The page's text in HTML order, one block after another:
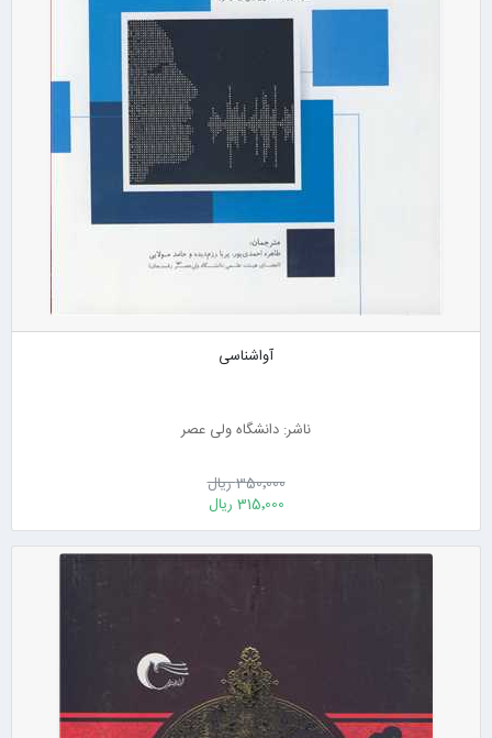
آواشناسی
ناشر: دانشگاه ولی عصر
350٬000 ریال
315٬000 ریال